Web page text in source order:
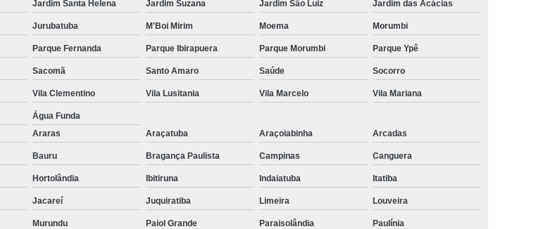
Jardim Santa Helena Jardim Suzana Jardim São Luiz Jardim das Acácias
Jurubatuba M'Boi Mirim Moema Morumbi
Parque Fernanda Parque Ibirapuera Parque Morumbi Parque Ypê
Sacomã Santo Amaro Saúde Socorro
Vila Clementino Vila Lusitania Vila Marcelo Vila Mariana
Água Funda
Araras Araçatuba Araçoiabinha Arcadas
Bauru Bragança Paulista Campinas Canguera
Hortolândia Ibitiruna Indaiatuba Itatiba
Jacareí Juquiratiba Limeira Louveira
Murundu Paiol Grande Paraisolândia Paulínia